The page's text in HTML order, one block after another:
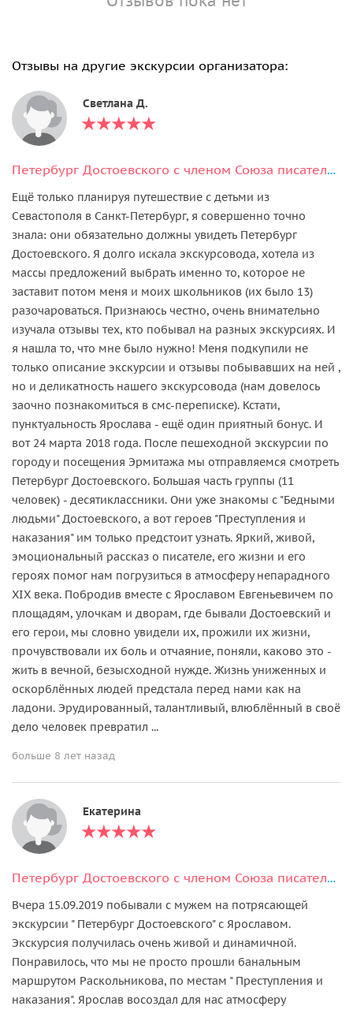
Отзывы на другие экскурсии организатора:
Светлана Д.
Петербург Достоевского с членом Союза писателей
Ещё только планируя путешествие с детьми из
Севастополя в Санкт-Петербург, я совершенно точно
знала: они обязательно должны увидеть Петербург
Достоевского. Я долго искала экскурсовода, хотела из
массы предложений выбрать именно то, которое не
заставит потом меня и моих школьников (их было 13)
разочароваться. Признаюсь честно, очень внимательно
изучала отзывы тех, кто побывал на разных экскурсиях. И
я нашла то, что мне было нужно! Меня подкупили не
только описание экскурсии и отзывы побывавших на ней ,
но и деликатность нашего экскурсовода (нам довелось
заочно познакомиться в смс-переписке). Кстати,
пунктуальность Ярослава - ещё один приятный бонус. И
вот 24 марта 2018 года. После пешеходной экскурсии по
городу и посещения Эрмитажа мы отправляемся смотреть
Петербург Достоевского. Большая часть группы (11
человек) - десятиклассники. Они уже знакомы с "Бедными
людьми" Достоевского, а вот героев "Преступления и
наказания" им только предстоит узнать. Яркий, живой,
эмоциональный рассказ о писателе, его жизни и его
героях помог нам погрузиться в атмосферу непарадного
XIX века. Побродив вместе с Ярославом Евгеньевичем по
площадям, улочкам и дворам, где бывали Достоевский и
его герои, мы словно увидели их, прожили их жизни,
прочувствовали их боль и отчаяние, поняли, каково это -
жить в вечной, безысходной нужде. Жизнь униженных и
оскорблённых людей предстала перед нами как на
ладони. Эрудированный, талантливый, влюблённый в своё
дело человек превратил ...
больше 8 лет назад
Екатерина
Петербург Достоевского с членом Союза писателей
Вчера 15.09.2019 побывали с мужем на потрясающей
экскурсии " Петербург Достоевского" с Ярославом.
Экскурсия получилась очень живой и динамичной.
Понравилось, что мы не просто прошли банальным
маршрутом Раскольникова, по местам " Преступления и
наказания". Ярослав восоздал для нас атмосферу